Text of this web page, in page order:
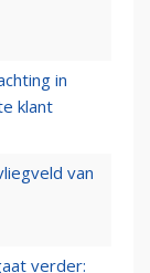
in
klant
van
verder: